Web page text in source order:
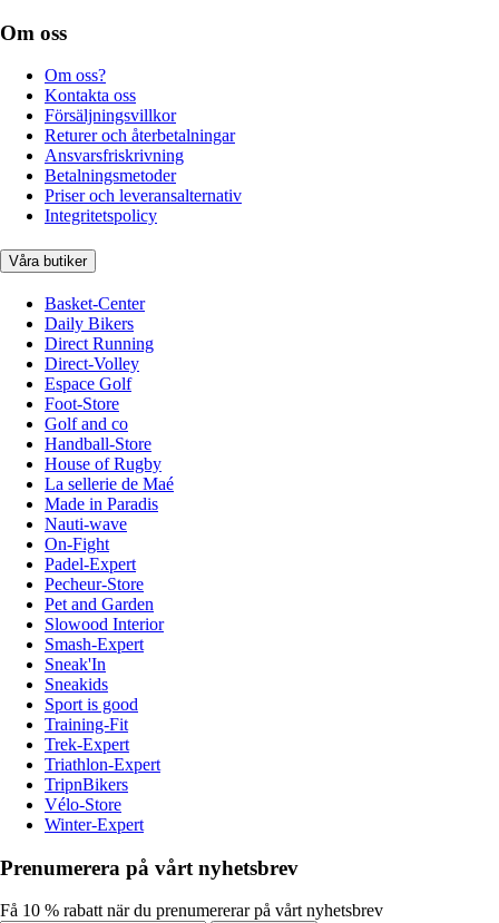
Om oss
Om oss?
Kontakta oss
Försäljningsvillkor
Returer och återbetalningar
Ansvarsfriskrivning
Betalningsmetoder
Priser och leveransalternativ
Integritetspolicy
Våra butiker
Basket-Center
Daily Bikers
Direct Running
Direct-Volley
Espace Golf
Foot-Store
Golf and co
Handball-Store
House of Rugby
La sellerie de Maé
Made in Paradis
Nauti-wave
On-Fight
Padel-Expert
Pecheur-Store
Pet and Garden
Slowood Interior
Smash-Expert
Sneak'In
Sneakids
Sport is good
Training-Fit
Trek-Expert
Triathlon-Expert
TripnBikers
Vélo-Store
Winter-Expert
Prenumerera på vårt nyhetsbrev
Få 10 % rabatt när du prenumererar på vårt nyhetsbrev